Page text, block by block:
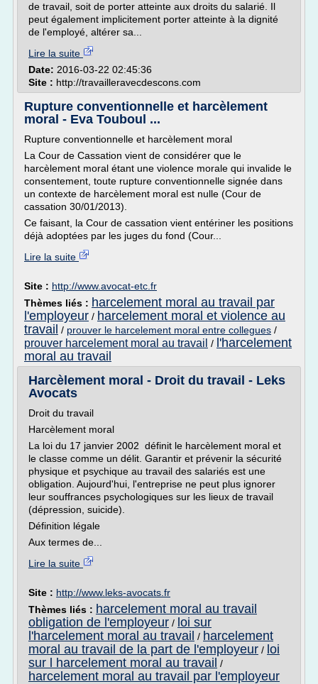
de travail, soit de porter atteinte aux droits du salarié. Il
peut également implicitement porter atteinte à la dignité
de l'employé, altérer sa...
Lire la suite
Date: 2016-03-22 02:45:36
Site : http://travailleravecdescons.com
Rupture conventionnelle et harcèlement
moral - Eva Touboul ...
Rupture conventionnelle et harcèlement moral
La Cour de Cassation vient de considérer que le
harcèlement moral étant une violence morale qui invalide le
consentement, toute rupture conventionnelle signée dans
un contexte de harcèlement moral est nulle (Cour de
cassation 30/01/2013).
Ce faisant, la Cour de cassation vient entériner les positions
déjà adoptées par les juges du fond (Cour...
Lire la suite
Site : http://www.avocat-etc.fr
Thèmes liés : harcelement moral au travail par
l'employeur / harcelement moral et violence au
travail / prouver le harcelement moral entre collegues /
prouver harcelement moral au travail / l'harcelement
moral au travail
Harcèlement moral - Droit du travail - Leks
Avocats
Droit du travail
Harcèlement moral
La loi du 17 janvier 2002 définit le harcèlement moral et
le classe comme un délit. Garantir et prévenir la sécurité
physique et psychique au travail des salariés est une
obligation. Aujourd'hui, l'entreprise ne peut plus ignorer
leur souffrances psychologiques sur les lieux de travail
(dépression, suicide).
Définition légale
Aux termes de...
Lire la suite
Site : http://www.leks-avocats.fr
Thèmes liés : harcelement moral au travail
obligation de l'employeur / loi sur
l'harcelement moral au travail / harcelement
moral au travail de la part de l'employeur / loi
sur l harcelement moral au travail /
harcelement moral au travail par l'employeur